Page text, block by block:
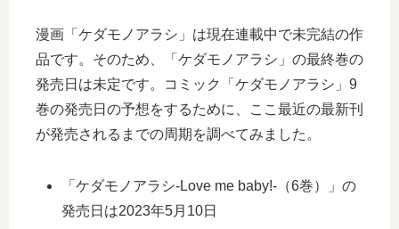
漫画「ケダモノアラシ」は現在連載中で未完結の作
品です。そのため、「ケダモノアラシ」の最終巻の
発売日は未定です。コミック「ケダモノアラシ」9
巻の発売日の予想をするために、ここ最近の最新刊
が発売されるまでの周期を調べてみました。
「ケダモノアラシ-Love me baby!-（6巻）」の
発売日は2023年5月10日